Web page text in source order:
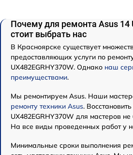
Почему для ремонта Asus 14
стоит выбрать нас
В Красноярске существует
предоставляющих услуги по
UX482EGRHY370W. Однако наш
преимуществами.
Мы ремонтируем Asus. Наши
ремонту техники Asus.
UX482EGRHY370W для мастеров
На все виды проведенных работ у
Минимальные сроки выполнения